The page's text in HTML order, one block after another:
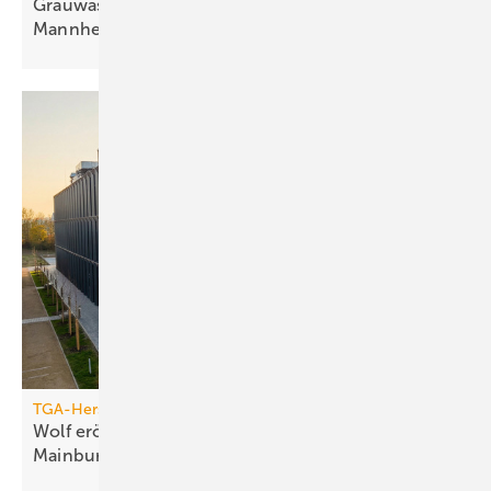
Grauwassernutzung spart Frisch­was­ser in
Mann­heim
TGA-Hersteller
Wolf eröff­net modernes Bil­dungs­zent­rum in
Main­burg